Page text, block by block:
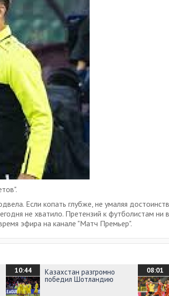
Если копать глубже, не умаляя
не хватило. Претензий к футболистам ни
эфира на канале "Матч Премьер".
10:44 Казахстан разгромно
победил Шотландию
08:01